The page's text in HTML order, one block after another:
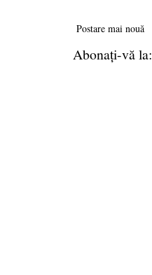
Postare mai nouă
Abonați-vă la: